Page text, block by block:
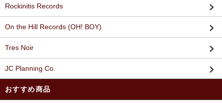
Rockinitis Records
On the Hill Records (OH! BOY)
Tres Noir
JC Planning Co.
おすすめ商品